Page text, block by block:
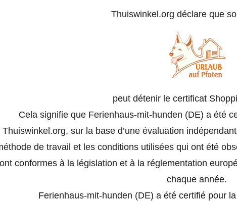
Thuiswinkel.org déclare que
peut détenir le certificat
Cela signifie que Ferienhaus-mit-hunden (DE) a été
Thuiswinkel.org, sur la base d’une évaluation
de travail et les conditions utilisées qui ont été
conformes à la législation et à la réglementation
chaque année.
Ferienhaus-mit-hunden (DE) a été certifié pour